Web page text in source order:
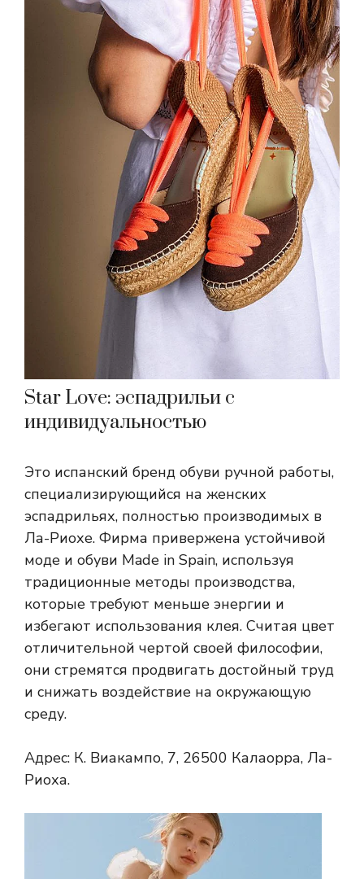
Star Love: эспадрильи с
индивидуальностью
Это испанский бренд обуви ручной работы,
специализирующийся на женских
эспадрильях, полностью производимых в
Ла-Риохе. Фирма привержена устойчивой
моде и обуви Made in Spain, используя
традиционные методы производства,
которые требуют меньше энергии и
избегают использования клея. Считая цвет
отличительной чертой своей философии,
они стремятся продвигать достойный труд
и снижать воздействие на окружающую
среду.
Адрес: К. Виакампо, 7, 26500 Калаорра, Ла-
Риоха.